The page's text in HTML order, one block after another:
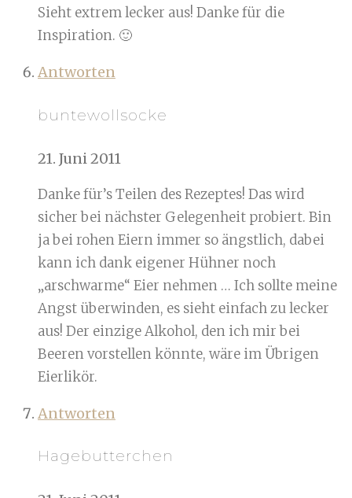
Sieht extrem lecker aus! Danke für die
Inspiration. 🙂
Antworten
buntewollsocke
21. Juni 2011
Danke für’s Teilen des Rezeptes! Das wird
sicher bei nächster Gelegenheit probiert. Bin
ja bei rohen Eiern immer so ängstlich, dabei
kann ich dank eigener Hühner noch
„arschwarme“ Eier nehmen … Ich sollte meine
Angst überwinden, es sieht einfach zu lecker
aus! Der einzige Alkohol, den ich mir bei
Beeren vorstellen könnte, wäre im Übrigen
Eierlikör.
Antworten
Hagebutterchen